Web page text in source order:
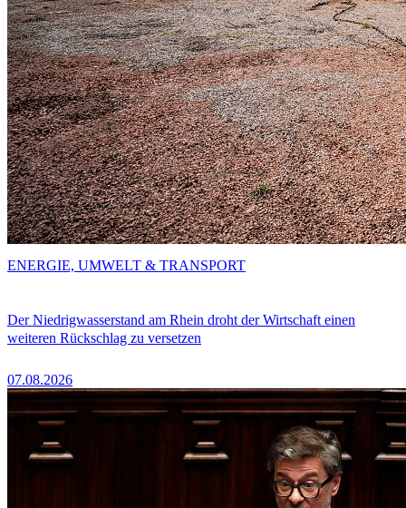
Der Niedrigwasserstand am Rhein droht der Wirtschaft einen
weiteren Rückschlag zu versetzen
07.08.2026
ENERGIE, UMWELT & TRANSPORT